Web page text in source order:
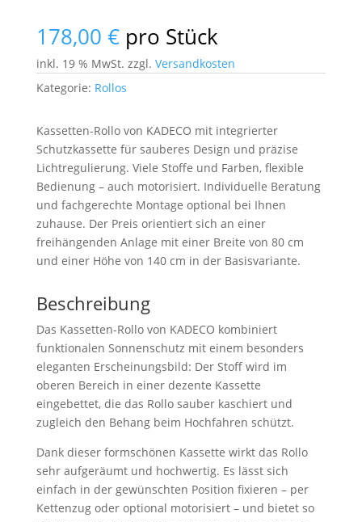
178,00 € pro Stück
inkl. 19 % MwSt. zzgl. Versandkosten
Kategorie: Rollos
Kassetten-Rollo von KADECO mit integrierter
Schutzkassette für sauberes Design und präzise
Lichtregulierung. Viele Stoffe und Farben, flexible
Bedienung – auch motorisiert. Individuelle Beratung
und fachgerechte Montage optional bei Ihnen
zuhause. Der Preis orientiert sich an einer
freihängenden Anlage mit einer Breite von 80 cm
und einer Höhe von 140 cm in der Basisvariante.
Beschreibung
Das Kassetten-Rollo von KADECO kombiniert
funktionalen Sonnenschutz mit einem besonders
eleganten Erscheinungsbild: Der Stoff wird im
oberen Bereich in einer dezente Kassette
eingebettet, die das Rollo sauber kaschiert und
zugleich den Behang beim Hochfahren schützt.
Dank dieser formschönen Kassette wirkt das Rollo
sehr aufgeräumt und hochwertig. Es lässt sich
einfach in der gewünschten Position fixieren – per
Kettenzug oder optional motorisiert – und bietet so